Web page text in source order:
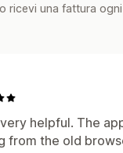
ricevi una fattura
helpful. The
from the old